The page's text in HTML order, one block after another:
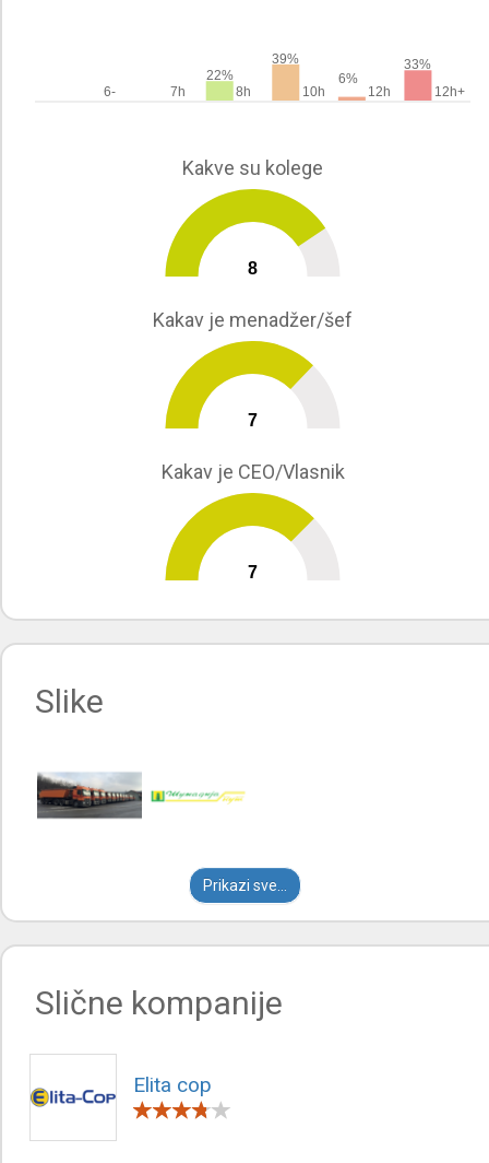
6- 7h
22%
8h
39%
10h
6%
12h
33%
12h+
Kakve su kolege
8
Kakav je menadžer/šef
7
Kakav je CEO/Vlasnik
7
Slike
Prikazi sve...
Slične kompanije
Elita cop